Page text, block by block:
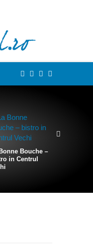
Bouche –
in Centrul